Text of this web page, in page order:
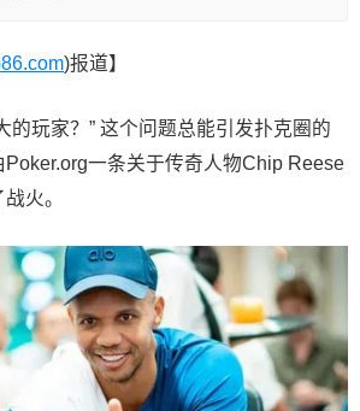
)报道】
的玩家？” 这个问题总能引发扑克圈的
一条关于传奇人物Chip Reese
火。